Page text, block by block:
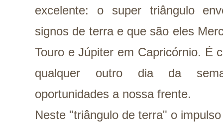
excelente: o super triângulo
signos de terra e que são eles
Touro e Júpiter em Capricórnio. É
qualquer outro dia da
oportunidades a nossa frente.
Neste "triângulo de terra" o